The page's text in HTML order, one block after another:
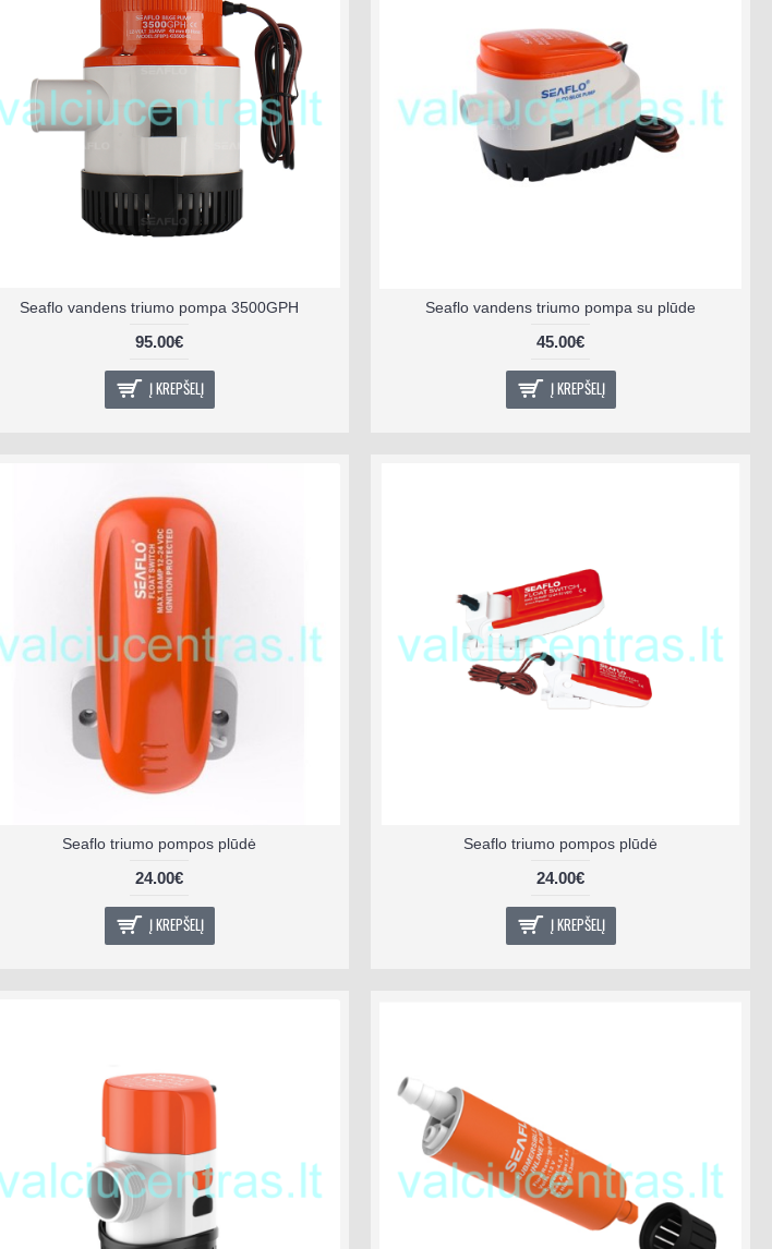
Seaflo vandens triumo pompa 3500GPH
95.00€
Į KREPŠELĮ
Seaflo vandens triumo pompa su plūde
45.00€
Į KREPŠELĮ
Seaflo triumo pompos plūdė
24.00€
Į KREPŠELĮ
Seaflo triumo pompos plūdė
24.00€
Į KREPŠELĮ